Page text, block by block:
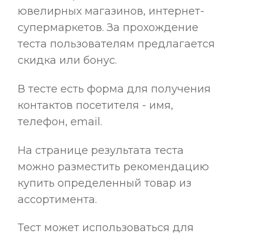
ювелирных магазинов, интернет-
супермаркетов. За прохождение
теста пользователям предлагается
скидка или бонус.
В тесте есть форма для получения
контактов посетителя - имя,
телефон, email.
На странице результата теста
можно разместить рекомендацию
купить определенный товар из
ассортимента.
Тест может использоваться для